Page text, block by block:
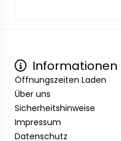
Informationen
Öffnungszeiten Laden
Über uns
Sicherheitshinweise
Impressum
Datenschutz